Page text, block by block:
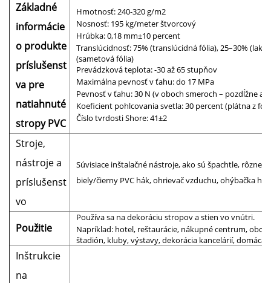
Základné
informácie
o produkte
príslušenst
va pre
natiahnuté
stropy PVC
Hmotnosť: 240-320 g/m2
Nosnosť: 195 kg/meter štvorcový
Hrúbka: 0,18 mm±10 percent
Translúcidnosť: 75% (translúcidná fólia), 25–30%
(sametová fólia)
Prevádzková teplota: -30 až 65 stupňov
Maximálna pevnosť v ťahu: do 17 MPa
Pevnosť v ťahu: 30 N (v oboch smeroch – pozdĺžne aj
Koeficient pohlcovania svetla: 30 percent (plátna z
Číslo tvrdosti Shore: 41±2
Stroje,
nástroje a
príslušenst
vo
Súvisiace inštalačné nástroje, ako sú špachtle, rôzne
biely/čierny PVC hák, ohrievač vzduchu, ohýbačka
Použitie
Používa sa na dekoráciu stropov a stien vo vnútri.
Napríklad: hotel, reštaurácie, nákupné centrum,
štadión, kluby, výstavy, dekorácia kancelárií, domáca
Inštrukcie
na